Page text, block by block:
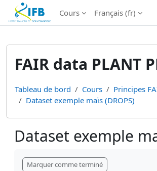
Institut Français de Bioinformatique - Les
Passer au contenu principal
Cours Français ‎(fr)‎
FAIR data PLANT
Tableau de bord Cours Principes
Dataset exemple maïs (DROPS)
Dataset exemple
Marquer comme terminé